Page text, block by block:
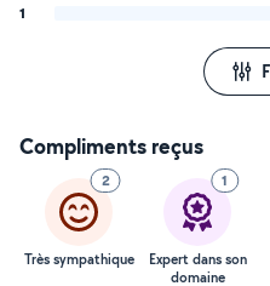
1
Compliments reçus
2
Très sympathique
1
Expert dans son
domaine